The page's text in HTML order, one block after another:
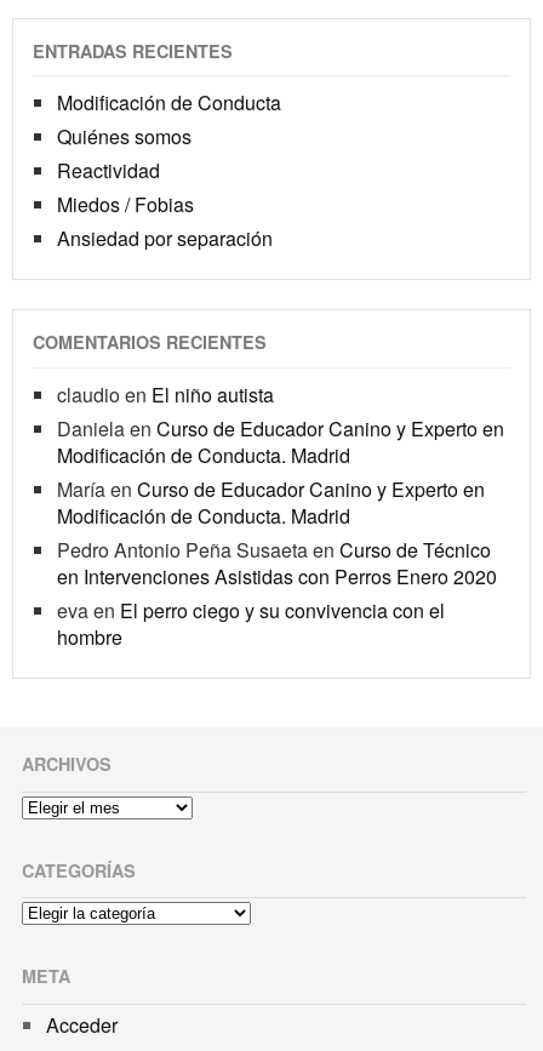
ENTRADAS RECIENTES
Modificación de Conducta
Quiénes somos
Reactividad
Miedos / Fobias
Ansiedad por separación
COMENTARIOS RECIENTES
claudioen El niño autista
Danielaen Curso de Educador Canino y Experto en
Modificación de Conducta. Madrid
Maríaen Curso de Educador Canino y Experto en
Modificación de Conducta. Madrid
Pedro Antonio Peña Susaetaen Curso de Técnico
en Intervenciones Asistidas con Perros Enero 2020
evaen El perro ciego y su convivencia con el
hombre
ARCHIVOS
Archivos
CATEGORÍAS
Categorías
META
Acceder